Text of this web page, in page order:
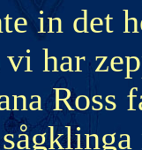
in det
har
Ross